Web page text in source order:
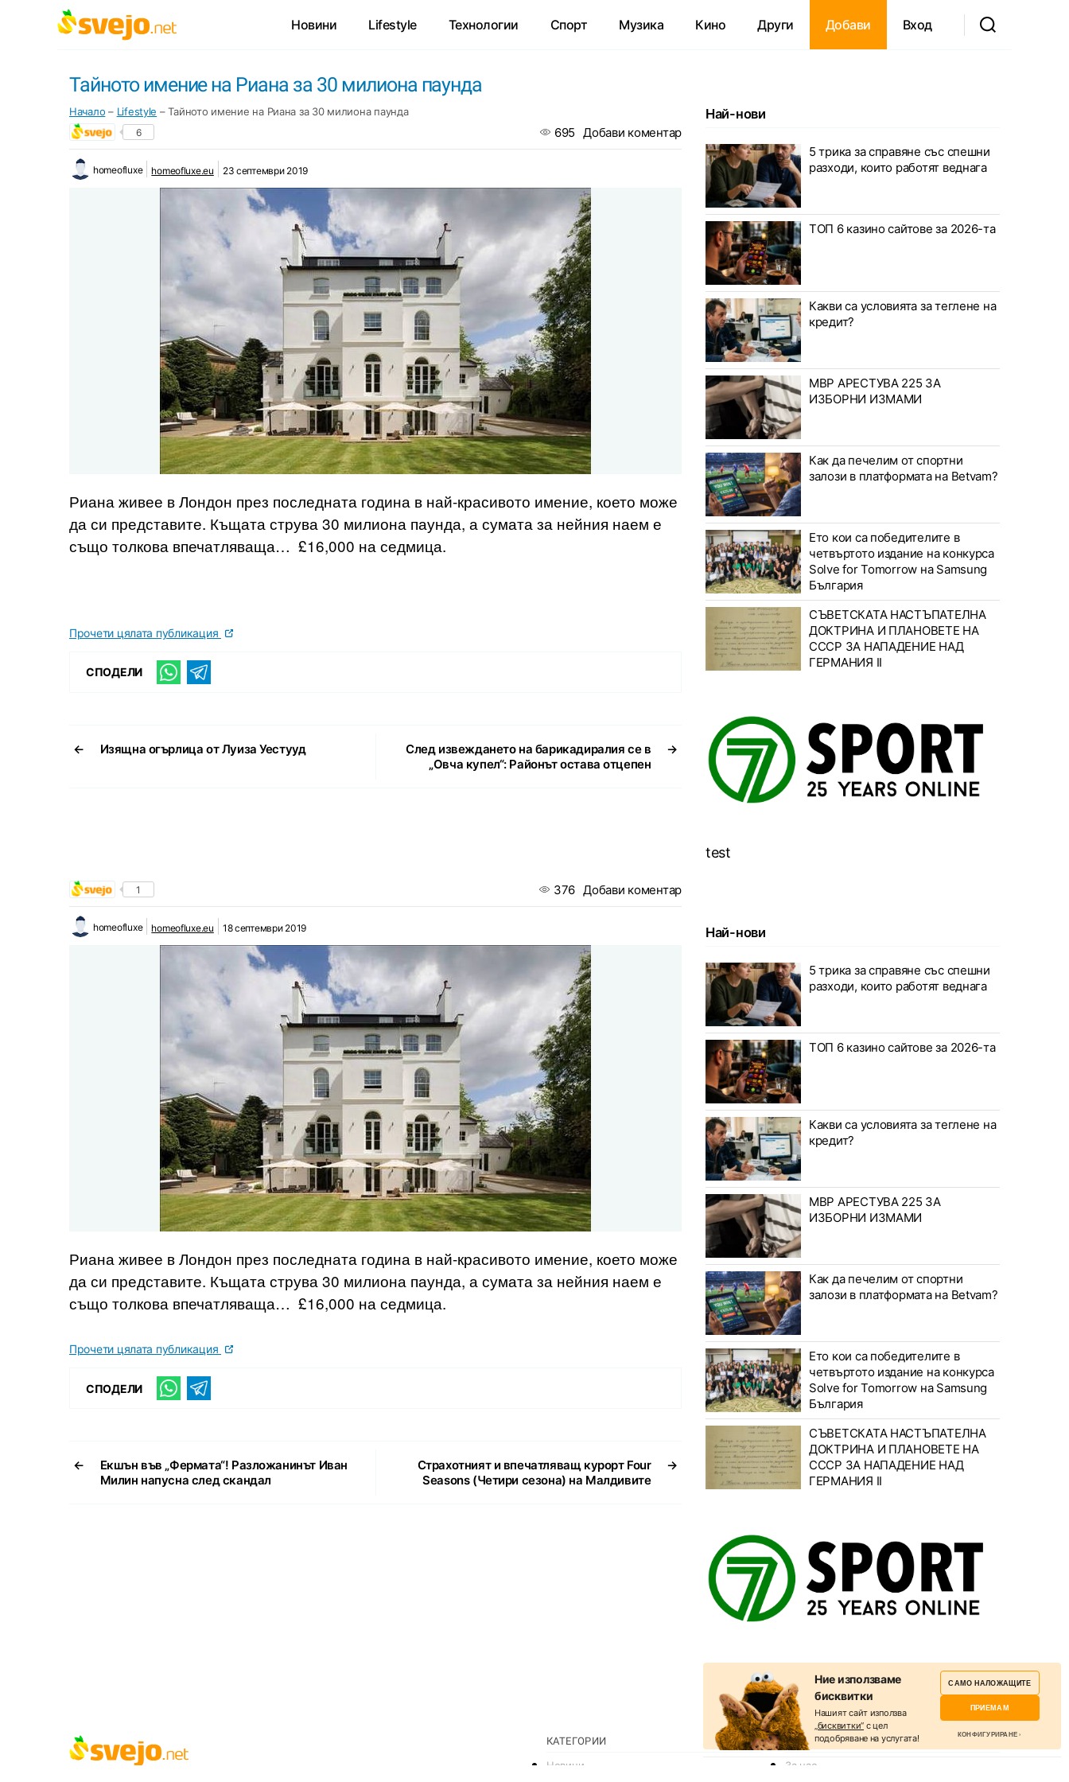
Новини Lifestyle Технологии Спорт Музика Кино Други Добави Вход
Тайното имение на Риана за 30 милиона паунда
Начало – Lifestyle –Тайното имение на Риана за 30 милиона паунда
6 695 Добави коментар
homeofluxe homeofluxe.eu 23 септември 2019
Риана живее в Лондон през последната година в най-красивото имение, което може
да си представите. Къщата струва 30 милиона паунда, а сумата за нейния наем е
също толкова впечатляваща… £16,000 на седмица.
Прочети цялата публикация
СПОДЕЛИ
← Изящна огърлица от Луиза Уестууд →
След извеждането на барикадиралия се в
„Овча купел“: Районът остава отцепен
Най-нови
5 трика за справяне със спешни
разходи, които работят веднага
ТОП 6 казино сайтове за 2026-та
Какви са условията за теглене на
кредит?
МВР АРЕСТУВА 225 ЗА
ИЗБОРНИ ИЗМАМИ
Как да печелим от спортни
залози в платформата на Betvam?
Ето кои са победителите в
четвъртото издание на конкурса
Solve for Tomorrow на Samsung
България
СЪВЕТСКАТА НАСТЪПАТЕЛНА
ДОКТРИНА И ПЛАНОВЕТЕ НА
СССР ЗА НАПАДЕНИЕ НАД
ГЕРМАНИЯ II
test
1 376 Добави коментар
homeofluxe homeofluxe.eu 18 септември 2019
Риана живее в Лондон през последната година в най-красивото имение, което може
да си представите. Къщата струва 30 милиона паунда, а сумата за нейния наем е
също толкова впечатляваща… £16,000 на седмица.
Прочети цялата публикация
СПОДЕЛИ
←
Екшън във „Фермата“! Разложанинът Иван
Милин напусна след скандал
→
Страхотният и впечатляващ курорт Four
Seasons (Четири сезона) на Малдивите
Най-нови
5 трика за справяне със спешни
разходи, които работят веднага
ТОП 6 казино сайтове за 2026-та
Какви са условията за теглене на
кредит?
МВР АРЕСТУВА 225 ЗА
ИЗБОРНИ ИЗМАМИ
Как да печелим от спортни
залози в платформата на Betvam?
Ето кои са победителите в
четвъртото издание на конкурса
Solve for Tomorrow на Samsung
България
СЪВЕТСКАТА НАСТЪПАТЕЛНА
ДОКТРИНА И ПЛАНОВЕТЕ НА
СССР ЗА НАПАДЕНИЕ НАД
ГЕРМАНИЯ II
КАТЕГОРИИ
Новини
ПОЛЕЗНО
За нас
Ние използваме
бисквитки
Нашият сайт използва
„бисквитки“ с цел
подобряване на услугата!
САМО НАЛОЖАЩИТЕ
ПРИЕМАМ
КОНФИГУРИРАНЕ